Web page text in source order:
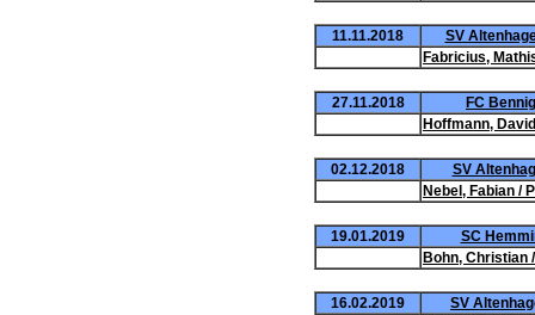
11.11.2018
SV
Fabricius,
27.11.2018
FC
Hoffmann,
02.12.2018
SV
Nebel, Fabian /
19.01.2019
SC
Bohn, Christian
16.02.2019
SV